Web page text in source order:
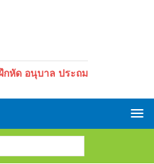
กหัด อนุบาล ประถม